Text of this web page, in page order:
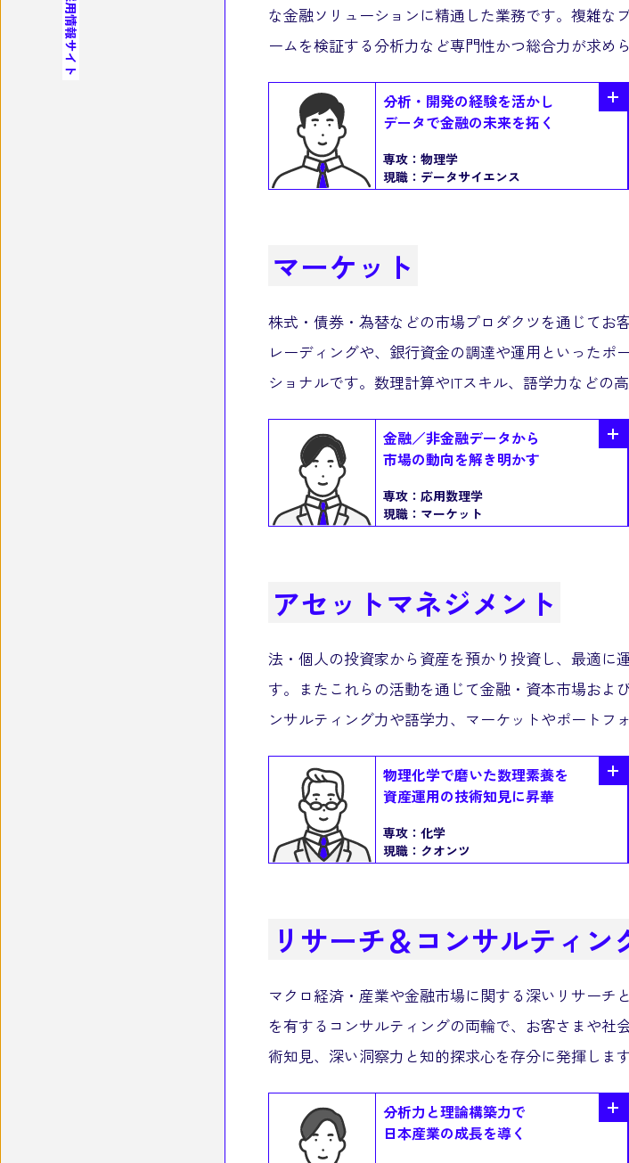
採用情報サイト
な金融ソリューションに精通した業務です。複雑な
ームを検証する分析力など専門性かつ総合力が求めら
分析・開発の経験を活かし
データで金融の未来を拓く
専攻：物理学
現職： データサイエンス
マーケット
株式・債券・為替などの市場プロダクツを通じてお
レーディングや、銀行資金の調達や運用といったポ
ショナルです。数理計算やITスキル、語学力などの
金融／非金融データから
市場の動向を解き明かす
専攻：応用数理学
現職： マーケット
アセットマネジメント
法・個人の投資家から資産を預かり投資し、最適に
す。またこれらの活動を通じて金融・資本市場およ
ンサルティング力や語学力、マーケットやポートフ
物理化学で磨いた数理素養を
資産運用の技術知見に昇華
専攻：化学
現職： クオンツ
リサーチ＆コンサルティン
マクロ経済・産業や金融市場に関する深いリサーチ
を有するコンサルティングの両輪で、お客さまや
術知見、深い洞察力と知的探求心を存分に発揮します
分析力と理論構築力で
日本産業の成長を導く